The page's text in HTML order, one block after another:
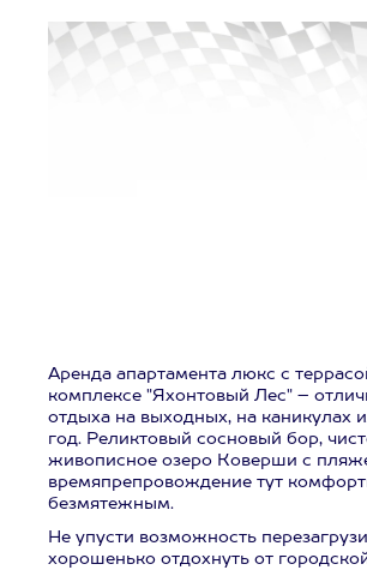
Аренда апартамента люкс с
комплексе "Яхонтовый Лес" –
отдыха на выходных, на каникулах
год. Реликтовый сосновый бор,
живописное озеро Коверши с
времяпрепровождение тут
безмятежным.
Не упусти возможность
хорошенько отдохнуть от